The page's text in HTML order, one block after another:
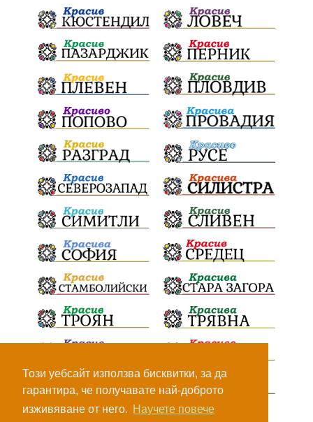
Този уебсайт използва бисквитки, за да
гарантира, че получавате най-доброто
изживяване от него. Научете повече